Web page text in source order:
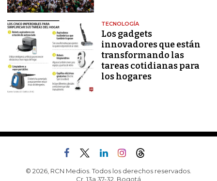
TECNOLOGÍA
Los gadgets
innovadores que están
transformando las
tareas cotidianas para
los hogares
© 2026, RCN Medios. Todos los derechos reservados.
Cr. 13a 37-32, Bogotá